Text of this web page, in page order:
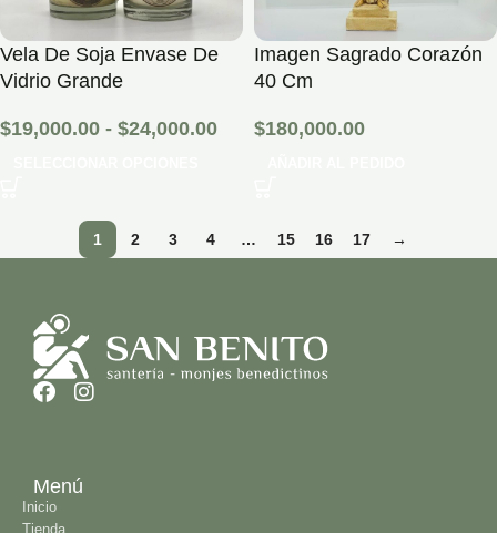
Vela De Soja Envase De
Vidrio Grande
$19,000.00 - $24,000.00
Imagen Sagrado Corazón
40 Cm
$180,000.00
1 2 3 4 … 15 16 17 →
Menú
Inicio
Tienda